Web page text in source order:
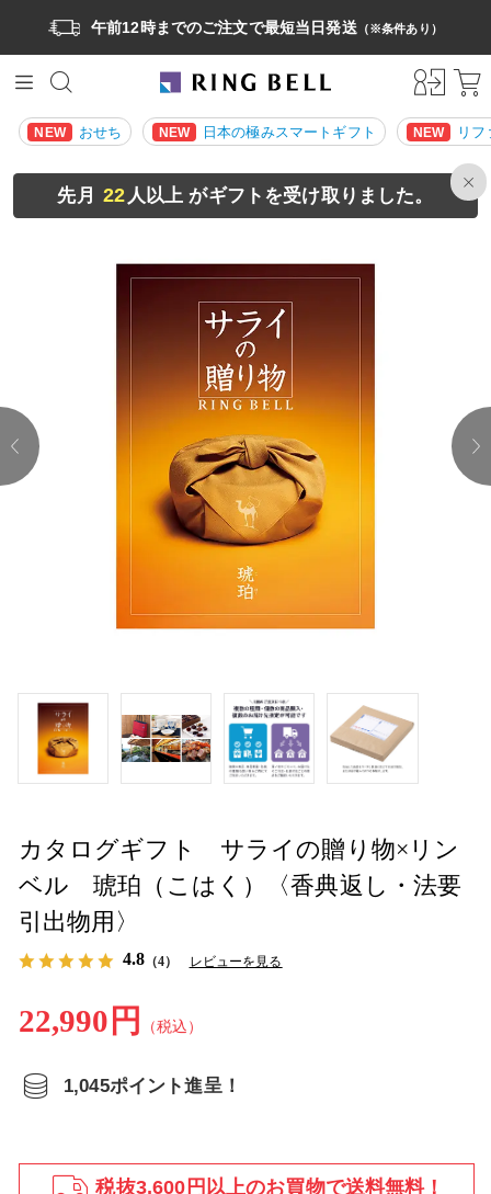
午前12時までのご注文で最短当日発送（※条件あり）
NEW おせち NEW 日本の極みスマートギフト NEW リ
先月 22 人以上 がギフトを受け取りました。
prev
カタログギフト サライの贈り物×リン
ベル 琥珀（こはく）〈香典返し・法要
引出物用〉
4.8 （4） レビューを見る
22,990円 （税込）
1,045ポイント進呈！
税抜3,600円以上のお買物で送料無料！